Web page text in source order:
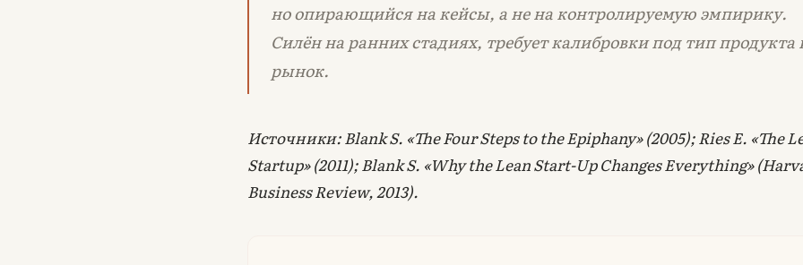
но опирающийся на кейсы, а не на контролируемую эмпирику.
Силён на ранних стадиях, требует калибровки под тип продукта
рынок.
Источники: Blank S. «The Four Steps to the Epiphany» (2005); Ries E. «The
Startup» (2011); Blank S. «Why the Lean Start-Up Changes Everything»
Business Review, 2013).